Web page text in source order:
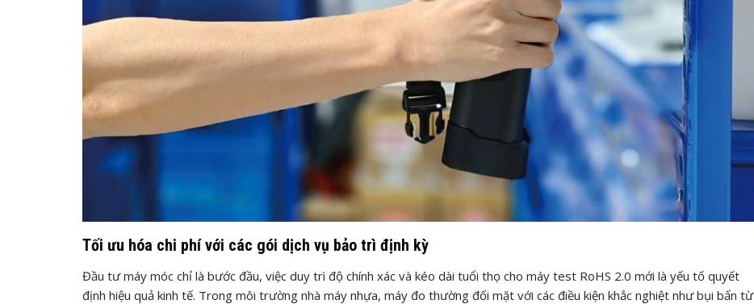
Tối ưu hóa chi phí với các gói dịch vụ bảo trì định kỳ
Đầu tư máy móc chỉ là bước đầu, việc duy trì độ chính xác và kéo dài tuổi thọ cho máy test RoHS 2.0 mới là yếu tố quyết
định hiệu quả kinh tế. Trong môi trường nhà máy nhựa, máy đo thường đối mặt với các điều kiện khắc nghiệt như bụi bẩn từ